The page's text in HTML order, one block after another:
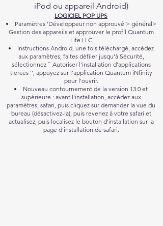
iPod ou appareil Android)
LOGICIEL POP UPS
Paramètres 'Développeur non approuvé'> général>
Gestion des appareils et approuver le profil Quantum
Life LLC
Instructions Android, une fois téléchargé, accédez
aux paramètres, faites défiler jusqu'à Sécurité,
sélectionnez `` Autoriser l'installation d'applications
tierces '', appuyez sur l'application Quantum iNfinity
pour l'ouvrir.
Nouveau contournement de la version 13.0 et
supérieure : avant l'installation, accédez aux
paramètres, safari, puis cliquez sur demander la vue du
bureau (désactivez-la), puis revenez à votre safari et
actualisez, puis localisez le bouton d'installation sur la
page d'installation de safari.